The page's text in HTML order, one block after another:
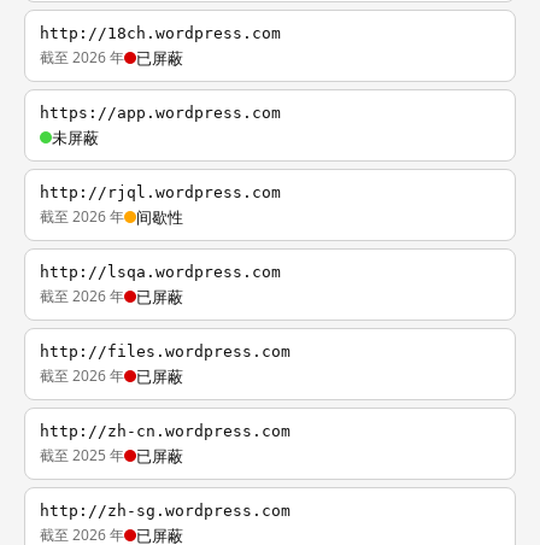
http://18ch.wordpress.com
截至 2026 年 已屏蔽
https://app.wordpress.com
未屏蔽
http://rjql.wordpress.com
截至 2026 年 间歇性
http://lsqa.wordpress.com
截至 2026 年 已屏蔽
http://files.wordpress.com
截至 2026 年 已屏蔽
http://zh-cn.wordpress.com
截至 2025 年 已屏蔽
http://zh-sg.wordpress.com
截至 2026 年 已屏蔽